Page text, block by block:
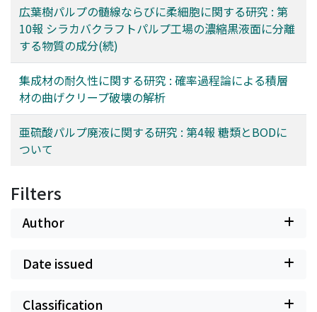
広葉樹パルプの髄線ならびに柔細胞に関する研究 : 第
10報 シラカバクラフトパルプ工場の濃縮黒液面に分離
する物質の成分(続)
集成材の耐久性に関する研究 : 確率過程論による積層
材の曲げクリープ破壊の解析
亜硫酸パルプ廃液に関する研究 : 第4報 糖類とBODに
ついて
Filters
Author
Date issued
Classification